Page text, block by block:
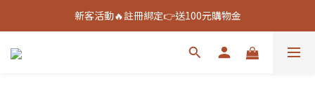
新客活動🔥註冊綁定👉送100元購物金
新客活動🔥註冊綁定👉送100元購物金
全館888免運🚚